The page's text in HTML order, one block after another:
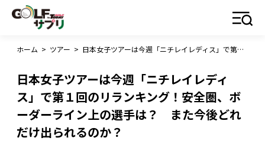
ホーム > ツアー > 日本女子ツアーは今週「ニチレイレディス」で第１回のリランキング！安全圏、ボーダーライン上の選手は？ また今後どれだけ出られるのか？
日本女子ツアーは今週「ニチレイレディ
ス」で第１回のリランキング！安全圏、ボ
ーダーライン上の選手は？ また今後どれ
だけ出られるのか？